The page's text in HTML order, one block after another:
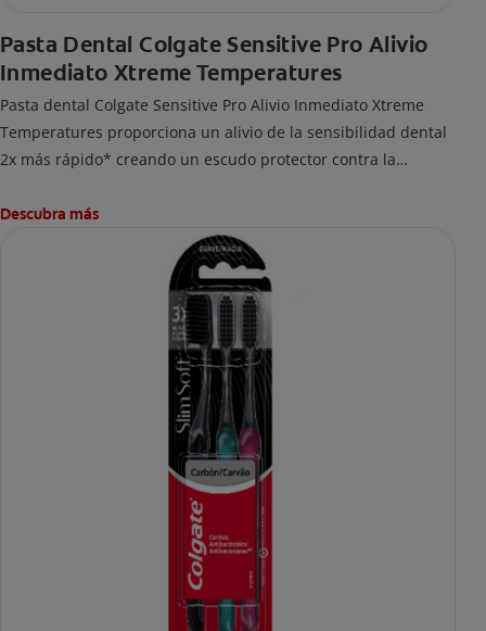
Pasta Dental Colgate Sensitive Pro Alivio
Inmediato Xtreme Temperatures
Pasta dental Colgate Sensitive Pro Alivio Inmediato Xtreme
Temperatures proporciona un alivio de la sensibilidad dental
2x más rápido* creando un escudo protector contra la
*Vs. pastas dentales de nitrato de potasio, con base en
estudios clínicos publicados
Descubra más